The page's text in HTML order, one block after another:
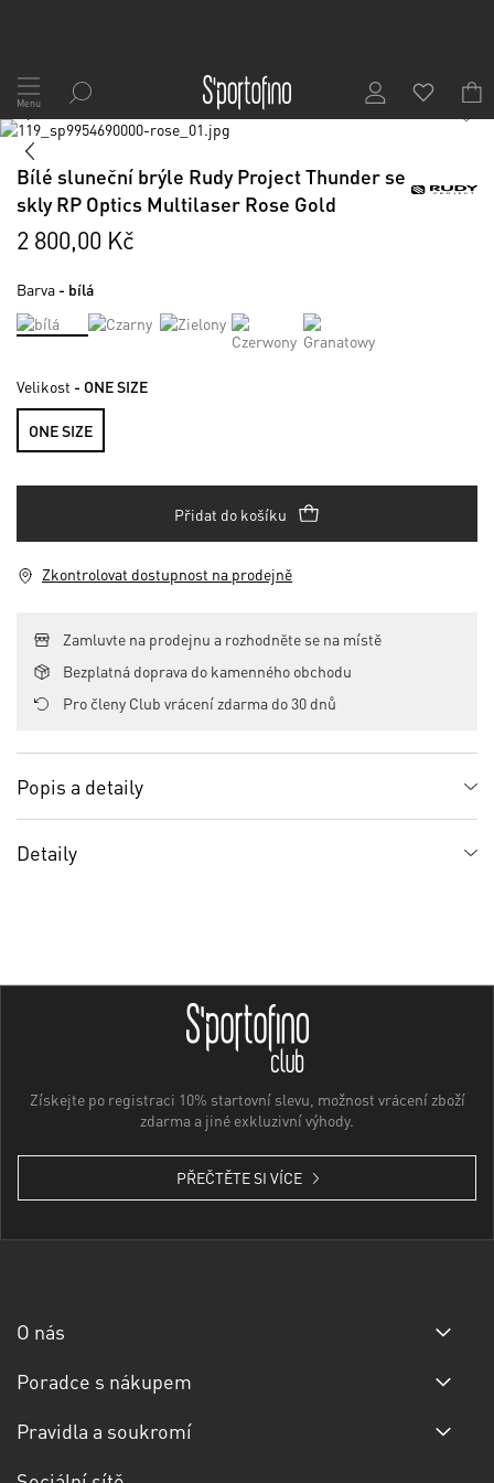
Přejít
na
obsah
Menu
Skip
the
end
the
images
1/6
Skip
the
beginning
the
gallery
Bílé sluneční brýle Rudy Project Thunder se
skly RP Optics Multilaser Rose Gold
2 800,00 Kč
Barva - bílá
Velikost - ONE SIZE
ONE SIZE
Přidat do košíku
Zkontrolovat dostupnost na prodejně
Zamluvte na prodejnu a rozhodněte se na místě
Bezplatná doprava do kamenného obchodu
Pro členy Club vrácení zdarma do 30 dnů
Popis a detaily
Detaily
Získejte po registraci 10% startovní slevu, možnost vrácení zboží
zdarma a jiné exkluzivní výhody.
PŘEČTĚTE SI VÍCE
O nás
Poradce s nákupem
Pravidla a soukromí